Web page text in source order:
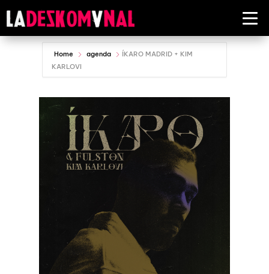
Home agenda
ÍKARO MADRID + KIM
KARLOVI